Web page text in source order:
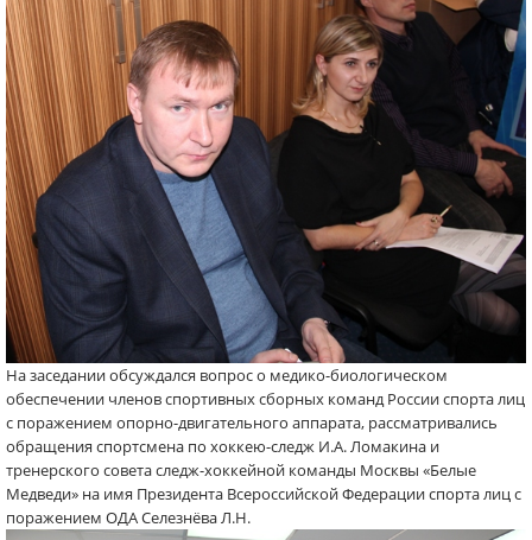
На заседании обсуждался вопрос о медико-биологическом
обеспечении членов спортивных сборных команд России спорта лиц
с поражением опорно-двигательного аппарата, рассматривались
обращения спортсмена по хоккею-следж И.А. Ломакина и
тренерского совета следж-хоккейной команды Москвы «Белые
Медведи» на имя Президента Всероссийской Федерации спорта лиц с
поражением ОДА Селезнёва Л.Н.